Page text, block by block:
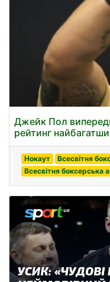
Джейк Пол
рейтинг
Нокаут
Всесвітня
Всесвітня боксерська